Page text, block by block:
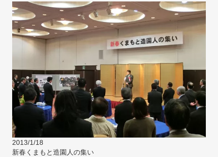
2013/1/18
新春くまもと造園人の集い